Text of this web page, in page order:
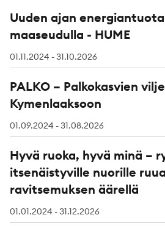
Uuden ajan
maaseudulla - HUME
01.11.2024 - 31.10.2026
PALKO – Palkokasvien
Kymenlaaksoon
01.09.2024 - 31.08.2026
Hyvä ruoka, hyvä minä –
itsenäistyville nuorille
ravitsemuksen äärellä
01.01.2024 - 31.12.2026